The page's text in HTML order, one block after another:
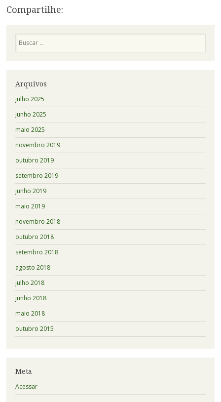
Compartilhe:
Arquivos
julho 2025
junho 2025
maio 2025
novembro 2019
outubro 2019
setembro 2019
junho 2019
maio 2019
novembro 2018
outubro 2018
setembro 2018
agosto 2018
julho 2018
junho 2018
maio 2018
outubro 2015
Meta
Acessar